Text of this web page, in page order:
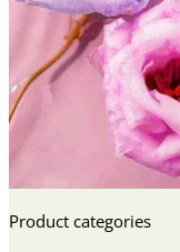
Product categories